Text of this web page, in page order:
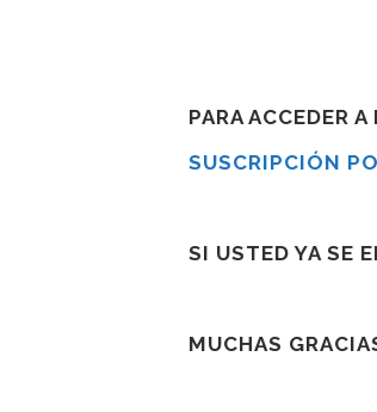
PARA ACCEDER
SUSCRIPCIÓN
SI USTED YA SE
MUCHAS